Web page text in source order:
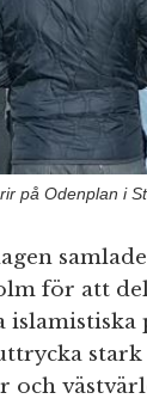
på Odenplan i
för att
och